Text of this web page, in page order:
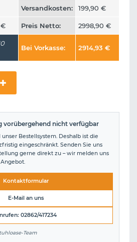
Versandkosten: 199,90 €
€ Preis Netto: 2998,90 €
Bei Vorkasse: 2914,93 €
vorübergehend nicht verfügbar
Bestellsystem. Deshalb ist die
eingeschränkt. Senden Sie uns
gerne direkt zu – wir melden uns
Kontaktformular
E-Mail an uns
02862/417234
Team